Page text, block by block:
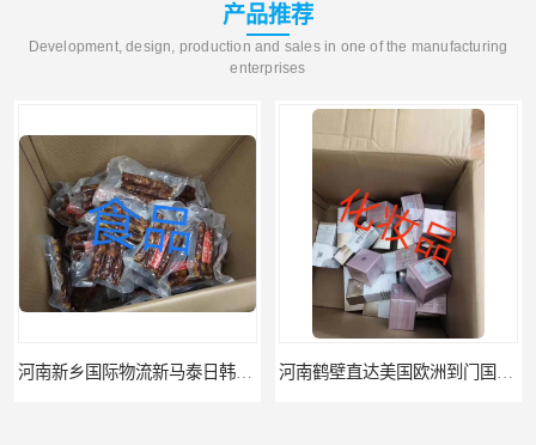
产品推荐
Development, design, production and sales in one of the manufacturing
enterprises